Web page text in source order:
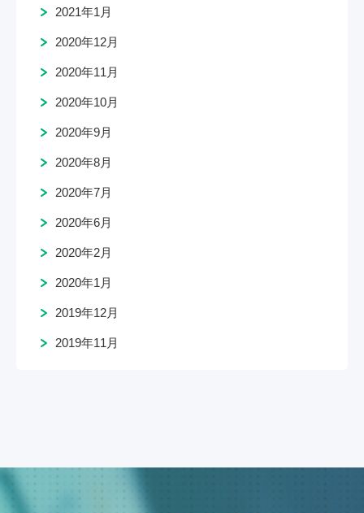
2021年1月
2020年12月
2020年11月
2020年10月
2020年9月
2020年8月
2020年7月
2020年6月
2020年2月
2020年1月
2019年12月
2019年11月